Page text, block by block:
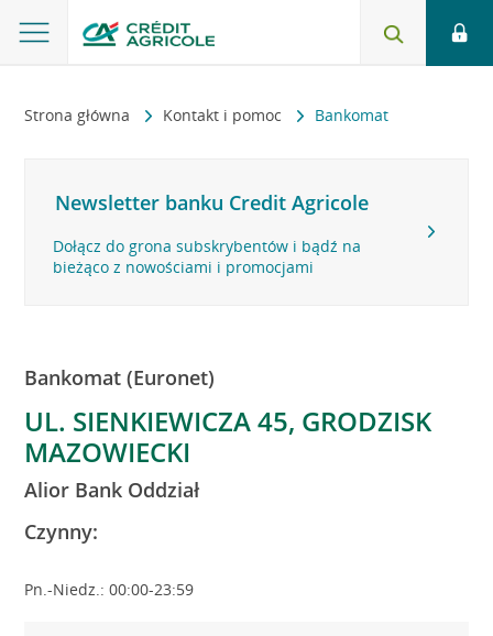
Strona główna Kontakt i pomoc Bankomat
Newsletter banku Credit Agricole
Dołącz do grona subskrybentów i bądź na
bieżąco z nowościami i promocjami
Bankomat (Euronet)
UL. SIENKIEWICZA 45, GRODZISK
MAZOWIECKI
Alior Bank Oddział
Czynny:
Pn.-Niedz.: 00:00-23:59